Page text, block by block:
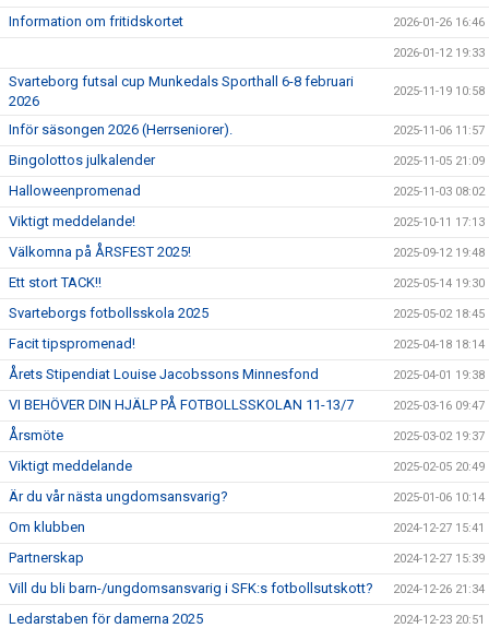
Information om fritidskortet 2026-01-26 16:46
2026-01-12 19:33
Svarteborg futsal cup Munkedals Sporthall 6-8 februari
2026
2025-11-19 10:58
Inför säsongen 2026 (Herrseniorer). 2025-11-06 11:57
Bingolottos julkalender 2025-11-05 21:09
Halloweenpromenad 2025-11-03 08:02
Viktigt meddelande! 2025-10-11 17:13
Välkomna på ÅRSFEST 2025! 2025-09-12 19:48
Ett stort TACK!! 2025-05-14 19:30
Svarteborgs fotbollsskola 2025 2025-05-02 18:45
Facit tipspromenad! 2025-04-18 18:14
Årets Stipendiat Louise Jacobssons Minnesfond 2025-04-01 19:38
VI BEHÖVER DIN HJÄLP PÅ FOTBOLLSSKOLAN 11-13/7 2025-03-16 09:47
Årsmöte 2025-03-02 19:37
Viktigt meddelande 2025-02-05 20:49
Är du vår nästa ungdomsansvarig? 2025-01-06 10:14
Om klubben 2024-12-27 15:41
Partnerskap 2024-12-27 15:39
Vill du bli barn-/ungdomsansvarig i SFK:s fotbollsutskott? 2024-12-26 21:34
Ledarstaben för damerna 2025 2024-12-23 20:51